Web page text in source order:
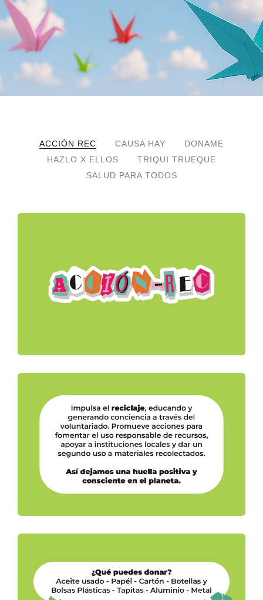
ACCIÓN REC CAUSA HAY
DONAME
HAZLO X ELLOS
TRIQUI TRUEQUE
SALUD PARA TODOS